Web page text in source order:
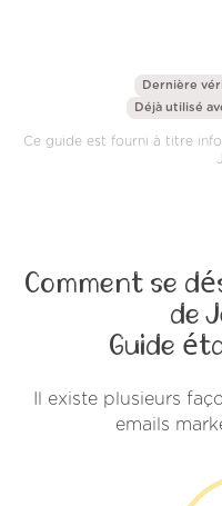
Dernière
Déjà utilisé
Ce guide est fourni à titre
Comment se
de
Guide
Il existe plusieurs
emails